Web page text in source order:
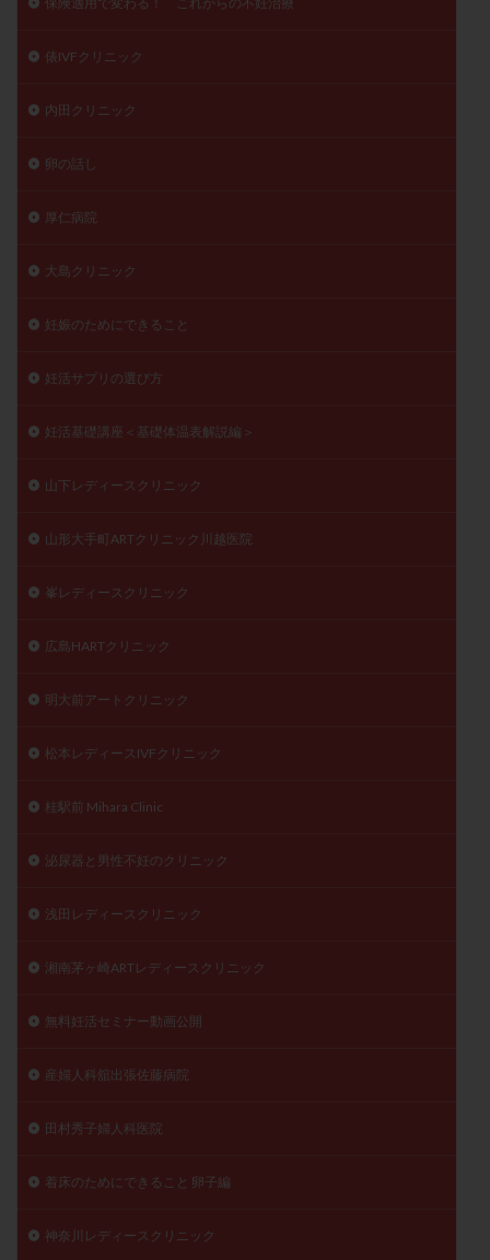
俵IVFクリニック
内田クリニック
卵の話し
厚仁病院
大島クリニック
妊娠のためにできること
妊活サプリの選び方
妊活基礎講座＜基礎体温表解説編＞
山下レディースクリニック
山形大手町ARTクリニック川越医院
峯レディースクリニック
広島HARTクリニック
明大前アートクリニック
松本レディースIVFクリニック
桂駅前 Mihara Clinic
泌尿器と男性不妊のクリニック
浅田レディースクリニック
湘南茅ヶ崎ARTレディースクリニック
無料妊活セミナー動画公開
産婦人科舘出張佐藤病院
田村秀子婦人科医院
着床のためにできること 卵子編
神奈川レディースクリニック